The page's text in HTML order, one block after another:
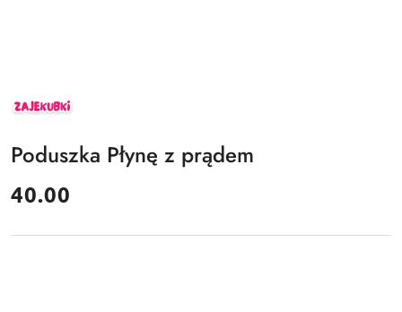
ZAJEKUBKI
Poduszka Płynę z prądem
cena:
40.00